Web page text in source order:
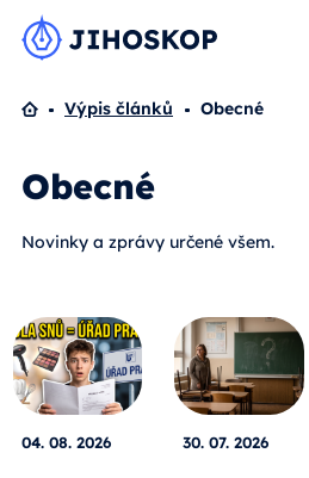
Domů
Výpis článků Obecné
Obecné
Novinky a zprávy určené všem.
04. 08. 2026 30. 07. 2026